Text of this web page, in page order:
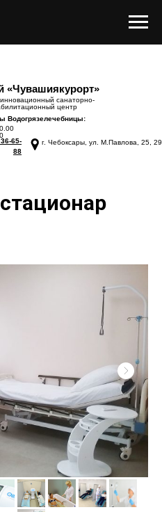
«Чувашиякурорт»
санаторно-
центр
Водогрязелечебницы:
г. Чебоксары, ул. М.Павлова, 25, 29
65-
88